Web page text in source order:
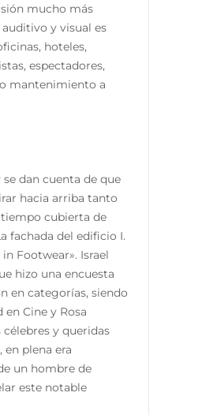
mucho más
y visual es
hoteles,
espectadores,
mantenimiento a
dan cuenta de que
hacia arriba tanto
cubierta de
fachada del edificio I.
Footwear». Israel
hizo una encuesta
en categorías, siendo
Cine y Rosa
y queridas
en plena era
un hombre de
este notable